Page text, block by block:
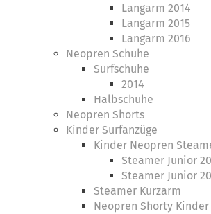
Langarm 2014
Langarm 2015
Langarm 2016
Neopren Schuhe
Surfschuhe
2014
Halbschuhe
Neopren Shorts
Kinder Surfanzüge
Kinder Neopren
Steamer Junior
Steamer Junior
Steamer Kurzarm
Neopren Shorty Kinder